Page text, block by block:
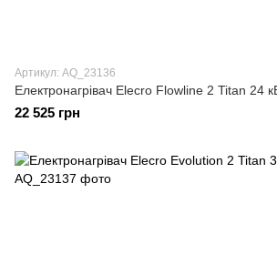
Артикул: AQ_23136
Електронагрівач Elecro Flowline 2 Titan 24
22 525 грн